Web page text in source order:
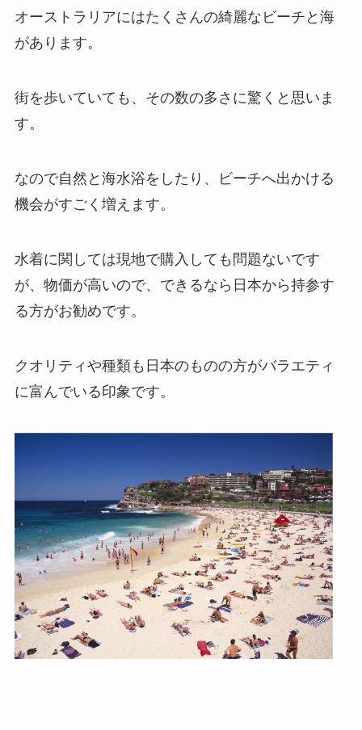
オーストラリアにはたくさんの綺麗なビーチと海
があります。
街を歩いていても、その数の多さに驚くと思いま
す。
なので自然と海水浴をしたり、ビーチへ出かける
機会がすごく増えます。
水着に関しては現地で購入しても問題ないです
が、物価が高いので、できるなら日本から持参す
る方がお勧めです。
クオリティや種類も日本のものの方がバラエティ
に富んでいる印象です。